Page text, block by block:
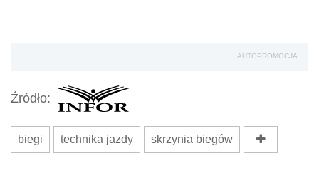
AUTOPROMOCJA
Źródło:
biegi technika jazdy skrzynia biegów